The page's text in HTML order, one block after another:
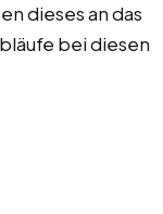
dieses an das
bei diesen